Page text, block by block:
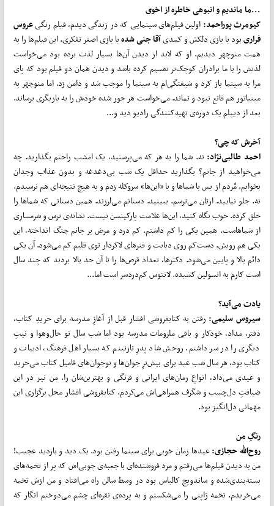
...ما ماندیم و انبوهی خاطره از اخوی
کیومرث پوراحمد:اولین فیلم‌های سینمایی که در زندگی دیدم، فیلم رنگیعروس
فراریبود با بازی دلکش و کمدیآقا جنی شدهبا بازی اصغر تفکری. این فیلم‌ها را به
همت منوچهر دیدیم. او که لابد از دیدن آن‌ها بسیار لذت برده بود می‌خواست
لذتش را با ما برادران کوچک‌تر تقسیم کرده باشد و دیدن همان دو فیلم بود که پای
مرا به سینما باز کرد و شیفتگی‌ام به سینما را موجب شد و دامن زد. اما منوچهر به
مینیاتور هم قانع نبود و نماند. می‌خواست هر جور شده خودش را به بازیگری برساند.
بعد از دیپلم یک دوره‌ی تهیه‌کنندگی رادیو دید و...
آخرش که چی؟
احمد طالبی‌نژاد:نه. شما را به هر که می‌پرستید، یک امشب راحتم بگذارید. چه
می‌خواهید از جانم؟ بگذارید حداقل یک شب بی‌دغدغه و بدون عذاب وجدان
بخوابم. مٌردم از بس با شما‌ها و با «این‌ها» سروکله زدم و به هیچ نتیجه‌ای هم نرسیدم.
نه. جلو نیایید. ازتان می‌ترسم. ببینید. دستانم می‌لرزند. همین دستانی که شما‌ها را
خلق کرده. خوب نگاه کنید، این‌ها علامت پارکینسن نیست. نشانه‌ی ترس و شرمساری
از شماهاست. همین یکی را کم داشتم. کم درد و مرض بر جانم چنگ انداخته، این
یکی هم رویش. دست‌کم روی دیابت و فنرهای لاکردار توی قلبم کم می‌شود. آن یکی
دائم بالا و پایین می‌شود. دکتر‌ها، تعداد قرص‌ها را تا آن حد بالا بردند که چند سال
است کارم به انسولین کشیده. لانتوس کم‌دردسر است اما...
یادت می‌آید؟
سیروس سلیمی:رفتن به کتابفروشی افشار قبل از آغازِ مدرسه برای خریدِ کتاب،
دفتر، مداد، خودکار و باقی ملزومات مدرسه بود اما شب سال نو حال‌وهوا و نیتِ
دیگری را در سر داشتم. روحش شاد پدرِ نازنینم که بسیار اهل فرهنگ، ادبیات و
کتاب بود، هر سال شب عید برای بیش‌ترِ جوان‌ها و نوجوان‌های فامیل کتاب می‌خرید
و عیدی می‌داد، انواعِ رمان‌های ایرانی و فرنگی و بهترین‌شان را. من نیز در این
ضیافتِ دل‌چسب و شگرف همراهی‌اش می‌کردم. کتابفروشی افشار محل برگزاری این
مهمانی دل‌انگیز بود.
رنگِ من
روح‌الله حجازی:عیدها زمان خوبی برای سینما رفتن بود. یک دید و بازدید عجیب!
من به دیدن فیلم‌ها می‌رفتم و مرد فروشنده‌ای با جعبه‌ی چوبی‌اش که پر از تخمه‌های
بسته‌بندی‌شده و ساندویچ کالباس بود در وسط سالن راه می‌افتاد و من ازش تخمه
می‌خریدم. تخمه ژاپنی را می‌شکستم و به پرده‌ی نقره‌ای چشم می‌دوختم انگار که